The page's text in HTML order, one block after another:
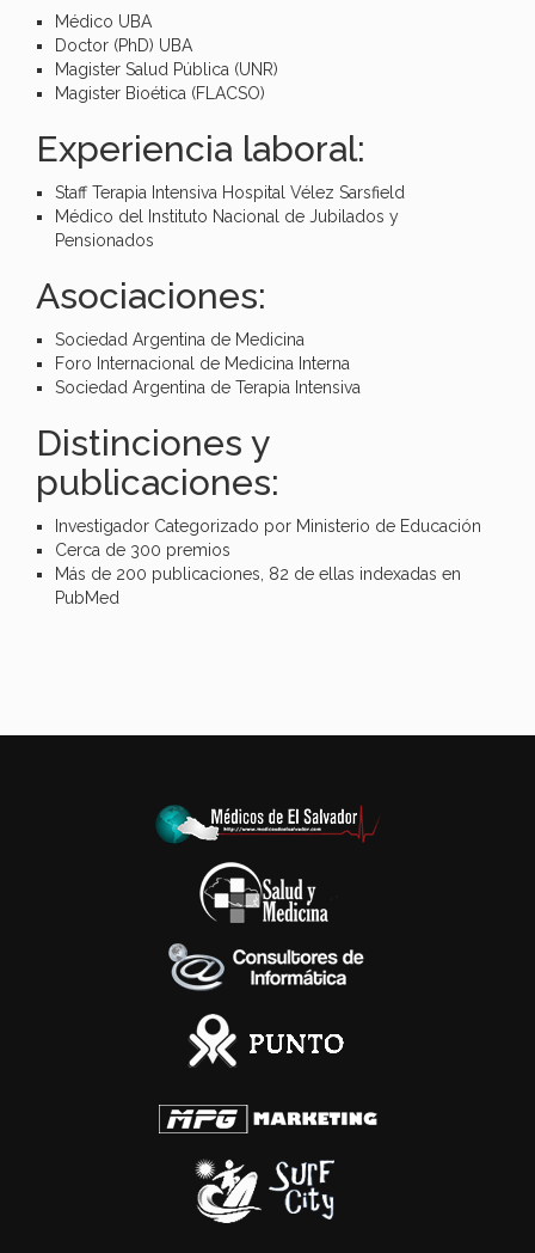
Médico UBA
Doctor (PhD) UBA
Magister Salud Pública (UNR)
Magister Bioética (FLACSO)
Experiencia laboral:
Staff Terapia Intensiva Hospital Vélez Sarsfield
Médico del Instituto Nacional de Jubilados y
Pensionados
Asociaciones:
Sociedad Argentina de Medicina
Foro Internacional de Medicina Interna
Sociedad Argentina de Terapia Intensiva
Distinciones y
publicaciones:
Investigador Categorizado por Ministerio de Educación
Cerca de 300 premios
Más de 200 publicaciones, 82 de ellas indexadas en
PubMed